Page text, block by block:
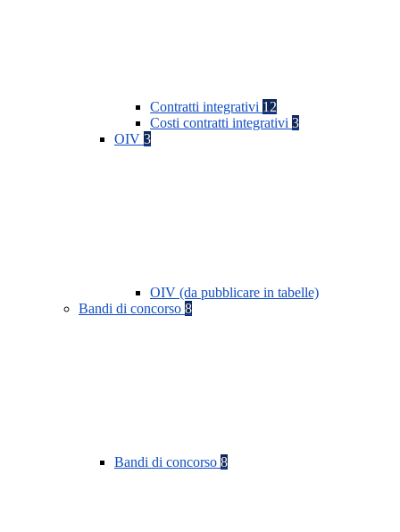
Contratti integrativi 12
Costi contratti integrativi 3
OIV 3
OIV (da pubblicare in tabelle)
Bandi di concorso 8
Bandi di concorso 8